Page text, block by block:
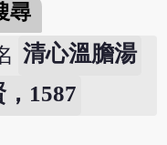
尋
清心溫膽湯
1587